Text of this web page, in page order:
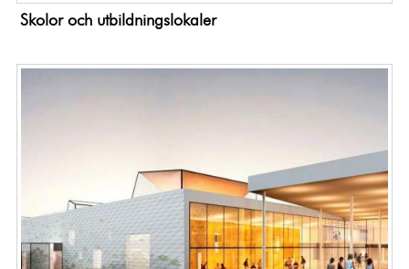
Skolor och utbildningslokaler